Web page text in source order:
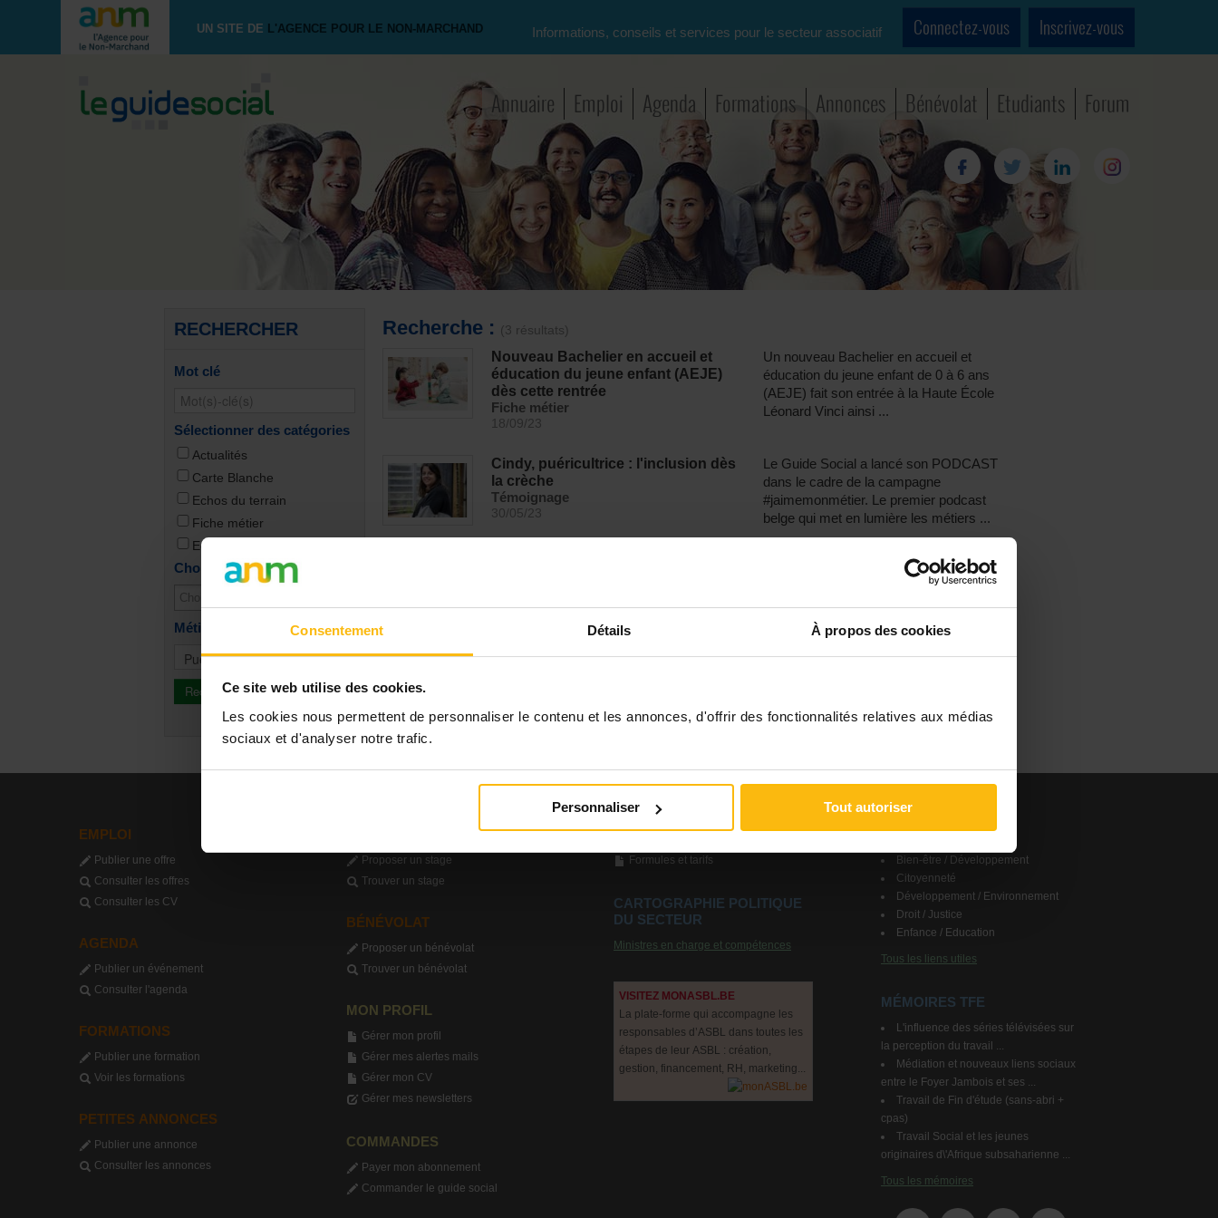
Consentement Détails À propos des cookies
Ce site web utilise des cookies.
Les cookies nous permettent de personnaliser le contenu et les annonces, d'offrir des fonctionnalités relatives aux médias
sociaux et d'analyser notre trafic.
Personnaliser Tout autoriser
UN SITE DE L'AGENCE POUR LE NON-MARCHAND Informations, conseils et services pour le secteur associatif Connectez-vous Inscrivez-vous
Annuaire Emploi Agenda Formations Annonces Bénévolat Etudiants Forum
RECHERCHER
Mot clé
Sélectionner des catégories
Actualités
Carte Blanche
Echos du terrain
Fiche métier
Edito
Choisissez les thèmes
Métiers
Recherche : (3 résultats)
Nouveau Bachelier en accueil et
éducation du jeune enfant (AEJE)
dès cette rentrée
Fiche métier
18/09/23
Un nouveau Bachelier en accueil et
éducation du jeune enfant de 0 à 6 ans
(AEJE) fait son entrée à la Haute École
Léonard Vinci ainsi ...
Cindy, puéricultrice : l'inclusion dès
la crèche
Témoignage
30/05/23
Le Guide Social a lancé son PODCAST
dans le cadre de la campagne
#jaimemonmétier. Le premier podcast
belge qui met en lumière les métiers ...
15/06/21
Le puériculteur est un professionnel de
santé spécialisé dans la prise en charge
EMPLOI
Publier une offre
Consulter les offres
Consulter les CV
AGENDA
Publier un événement
Consulter l'agenda
FORMATIONS
Publier une formation
Voir les formations
PETITES ANNONCES
Publier une annonce
Consulter les annonces
Proposer un stage
Trouver un stage
BÉNÉVOLAT
Proposer un bénévolat
Trouver un bénévolat
MON PROFIL
Gérer mon profil
Gérer mes alertes mails
Gérer mon CV
Gérer mes newsletters
COMMANDES
Payer mon abonnement
Commander le guide social
TARIFS
Formules et tarifs
CARTOGRAPHIE POLITIQUE
DU SECTEUR
Ministres en charge et compétences
VISITEZ MONASBL.BE
La plate-forme qui accompagne les
responsables d’ASBL dans toutes les
étapes de leur ASBL : création,
gestion, financement, RH, marketing...
LIENS UTILES
Bien-être / Développement
Citoyenneté
Développement / Environnement
Droit / Justice
Enfance / Education
Tous les liens utiles
MÉMOIRES TFE
L'influence des séries télévisées sur
la perception du travail ...
Médiation et nouveaux liens sociaux
entre le Foyer Jambois et ses ...
Travail de Fin d'étude (sans-abri +
cpas)
Travail Social et les jeunes
originaires d\'Afrique subsaharienne ...
Tous les mémoires